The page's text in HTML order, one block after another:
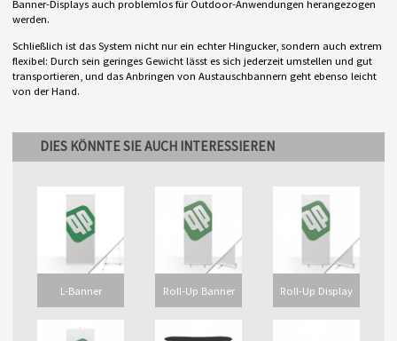
Banner-Displays auch problemlos für Outdoor-Anwendungen herangezogen
werden.
Schließlich ist das System nicht nur ein echter Hingucker, sondern auch extrem
flexibel: Durch sein geringes Gewicht lässt es sich jederzeit umstellen und gut
transportieren, und das Anbringen von Austauschbannern geht ebenso leicht
von der Hand.
DIES KÖNNTE SIE AUCH INTERESSIEREN
L-Banner Roll-Up Banner Roll-Up Display